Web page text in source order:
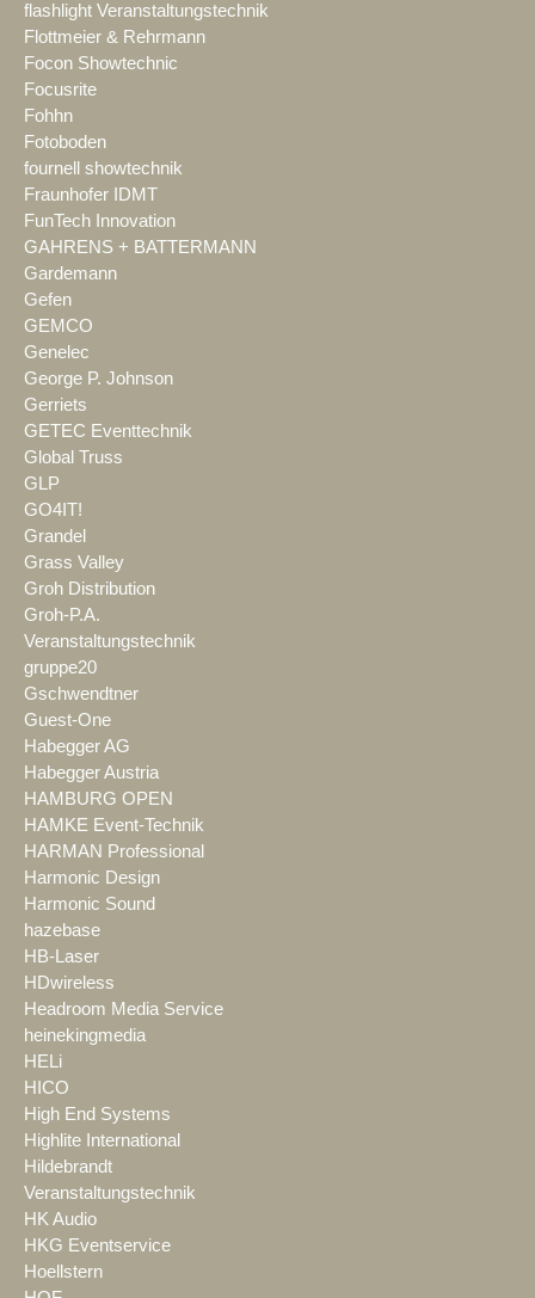
flashlight Veranstaltungstechnik
Flottmeier & Rehrmann
Focon Showtechnic
Focusrite
Fohhn
Fotoboden
fournell showtechnik
Fraunhofer IDMT
FunTech Innovation
GAHRENS + BATTERMANN
Gardemann
Gefen
GEMCO
Genelec
George P. Johnson
Gerriets
GETEC Eventtechnik
Global Truss
GLP
GO4IT!
Grandel
Grass Valley
Groh Distribution
Groh-P.A.
Veranstaltungstechnik
gruppe20
Gschwendtner
Guest-One
Habegger AG
Habegger Austria
HAMBURG OPEN
HAMKE Event-Technik
HARMAN Professional
Harmonic Design
Harmonic Sound
hazebase
HB-Laser
HDwireless
Headroom Media Service
heinekingmedia
HELi
HICO
High End Systems
Highlite International
Hildebrandt
Veranstaltungstechnik
HK Audio
HKG Eventservice
Hoellstern